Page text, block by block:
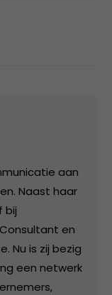
aan
Naast haar
bij
Consultant en
Nu is zij bezig
een netwerk